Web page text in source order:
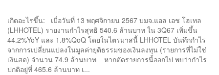
เกิดอะไรขึ้น: เมื่อวันที่ 13 พฤศจิกายน 2567 บมจ.แอล เอช โฮเทล
(LHHOTEL) รายงานกำไรสุทธิ 540.6 ล้านบาท ใน 3Q67 เพิ่มขึ้น
44.2%YoY และ 1.8%QoQ โดยในไตรมาสนี้ LHHOTEL บันทึกกำไร
จากการเปลี่ยนแปลงในมูลค่ายุติธรรมของเงินลงทุน (รายการที่ไม่ใช่
เงินสด) จำนวน 74.9 ล้านบาท หากตัดรายการนี้ออกไป พบว่ากำไร
ปกติอยู่ที่ 465.6 ล้านบาท เ...